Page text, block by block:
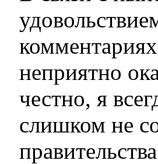
неприятно
честно, я
слишком не